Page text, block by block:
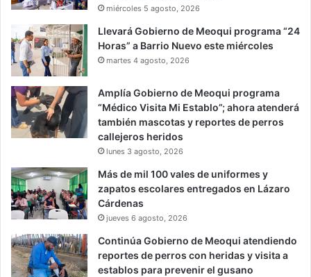
miércoles 5 agosto, 2026
Llevará Gobierno de Meoqui programa “24
Horas” a Barrio Nuevo este miércoles
martes 4 agosto, 2026
Amplía Gobierno de Meoqui programa
“Médico Visita Mi Establo”; ahora atenderá
también mascotas y reportes de perros
callejeros heridos
lunes 3 agosto, 2026
Más de mil 100 vales de uniformes y
zapatos escolares entregados en Lázaro
Cárdenas
jueves 6 agosto, 2026
Continúa Gobierno de Meoqui atendiendo
reportes de perros con heridas y visita a
establos para prevenir el gusano